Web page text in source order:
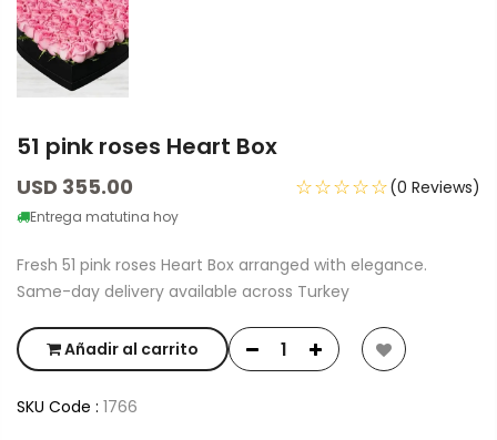
51 pink roses Heart Box
USD 355.00
Entrega matutina hoy
☆☆☆☆☆(0 Reviews)
Fresh 51 pink roses Heart Box arranged with elegance.
Same-day delivery available across Turkey
Añadir al carrito
SKU Code : 1766